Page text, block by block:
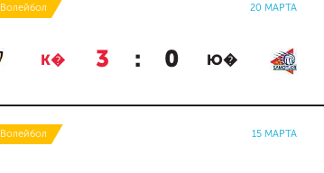
Волейбол 20 МАРТА
К� 3 : 0 Ю�
Волейбол 15 МАРТА